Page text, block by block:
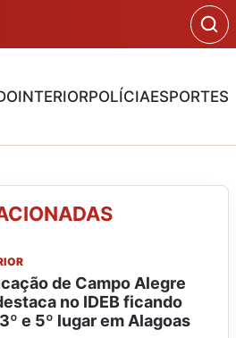
INTERIORPOLÍCIAESPORTES
de Campo Alegre
no IDEB ficando
e 5º lugar em Alagoas